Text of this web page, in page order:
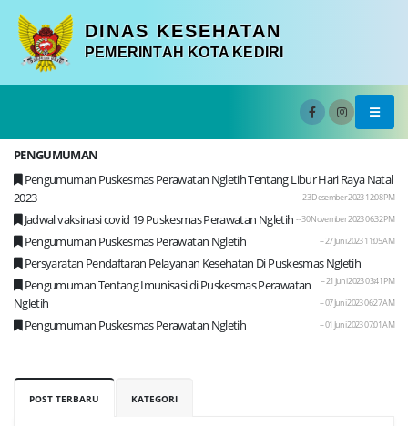
DINAS KESEHATAN
PEMERINTAH KOTA KEDIRI
PENGUMUMAN
Pengumuman Puskesmas Perawatan Ngletih Tentang Libur Hari Raya Natal
2023
-- 23 Desember 2023 12:08 PM
Jadwal vaksinasi covid 19 Puskesmas Perawatan Ngletih -- 30 November 2023 06:32 PM
Pengumuman Puskesmas Perawatan Ngletih -- 27 Juni 2023 11:05 AM
Persyaratan Pendaftaran Pelayanan Kesehatan Di Puskesmas Ngletih
-- 21 Juni 2023 03:41 PM
Pengumuman Tentang Imunisasi di Puskesmas Perawatan
Ngletih
-- 07 Juni 2023 06:27 AM
Pengumuman Puskesmas Perawatan Ngletih -- 01 Juni 2023 07:01 AM
POST TERBARU KATEGORI